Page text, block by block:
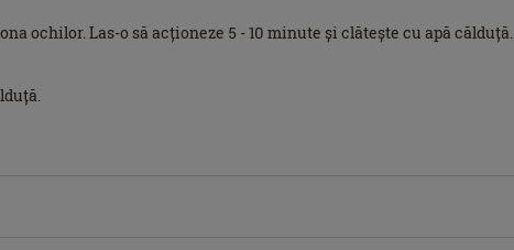
ochilor. Las-o să acționeze 5 - 10 minute și clătește cu apă călduță.